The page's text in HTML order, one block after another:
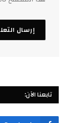
تابعنا الآن: